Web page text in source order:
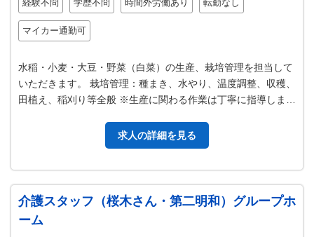
経験不問 学歴不問 時間外労働あり 転勤なし
マイカー通勤可
水稲・小麦・大豆・野菜（白菜）の生産、栽培管理を担当して
いただきます。 栽培管理：種まき、水やり、温度調整、収穫、
田植え、稲刈り等全般 ※生産に関わる作業は丁寧に指導します
求人の詳細を見る
介護スタッフ（桜木さん・第二明和）グループホ
ーム